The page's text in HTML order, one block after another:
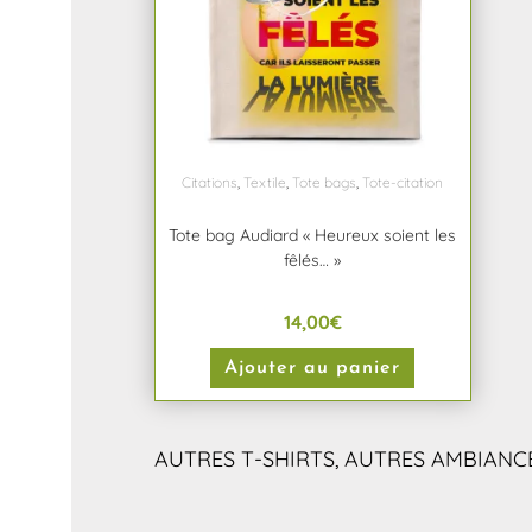
Citations Textile Tote bags Tote-citation
Tote bag Audiard « Heureux soient les
fêlés… »
14,00€
Ajouter au panier
AUTRES T-SHIRTS, AUTRES